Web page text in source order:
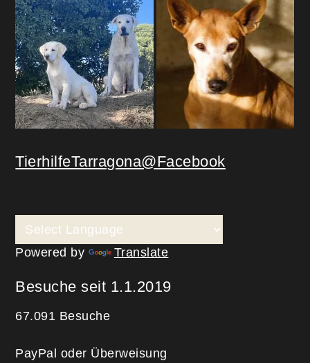
TierhilfeTarragona@Facebook
Powered by Translate
Besuche seit 1.1.2019
67.091 Besuche
PayPal oder Überweisung